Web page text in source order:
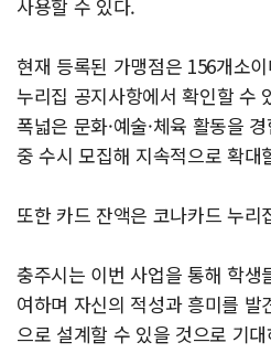
사용할 수 있다.
현재 등록된 가맹점은 156개소
누리집 공지사항에서 확인할 수
폭넓은 문화·예술·체육 활동을
중 수시 모집해 지속적으로 확대
또한 카드 잔액은 코나카드 누리
충주시는 이번 사업을 통해 학생
여하며 자신의 적성과 흥미를 발
으로 설계할 수 있을 것으로 기